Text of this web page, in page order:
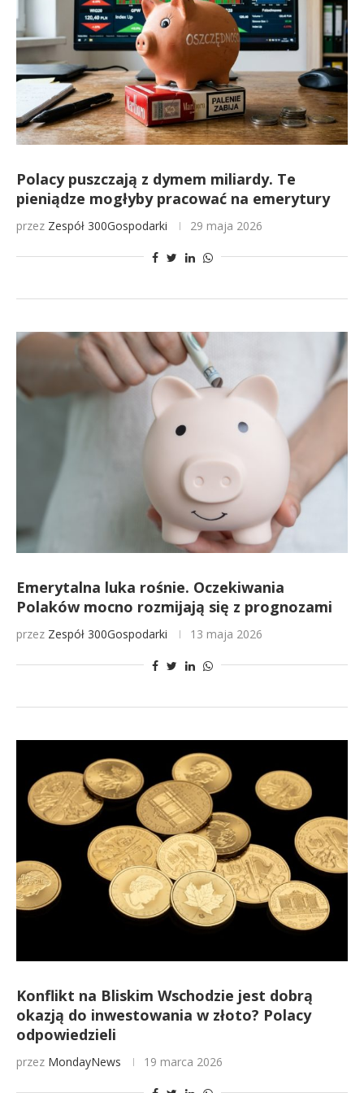
Polacy puszczają z dymem miliardy. Te
pieniądze mogłyby pracować na emerytury
przez Zespół 300Gospodarki 29 maja 2026
Emerytalna luka rośnie. Oczekiwania
Polaków mocno rozmijają się z prognozami
przez Zespół 300Gospodarki 13 maja 2026
Konflikt na Bliskim Wschodzie jest dobrą
okazją do inwestowania w złoto? Polacy
odpowiedzieli
przez MondayNews 19 marca 2026